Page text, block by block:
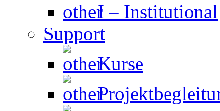
I – Institutional
Support
Kurse